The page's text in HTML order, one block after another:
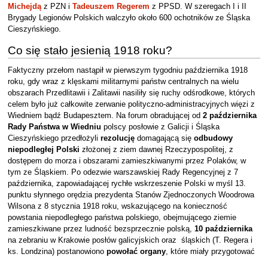
Michejdąz PZN i Tadeuszem Regerem z PPSD. W szeregach I i II
Brygady Legionów Polskich walczyło około 600 ochotników ze Śląska
Cieszyńskiego.
Co się stało jesienią 1918 roku?
Faktyczny przełom nastąpił w pierwszym tygodniu października 1918
roku, gdy wraz z klęskami militarnymi państw centralnych na wielu
obszarach Przedlitawii i Zalitawii nasiliły się ruchy odśrodkowe, których
celem było już całkowite zerwanie polityczno-administracyjnych więzi z
Wiedniem bądź Budapesztem. Na forum obradującej od 2 października
Rady Państwa w Wiedniu polscy posłowie z Galicji i Śląska
Cieszyńskiego przedłożyli rezolucjędomagającą się odbudowy
niepodległej Polski złożonej z ziem dawnej Rzeczypospolitej, z
dostępem do morza i obszarami zamieszkiwanymi przez Polaków, w
tym ze Śląskiem. Po odezwie warszawskiej Rady Regencyjnej z 7
października, zapowiadającej rychłe wskrzeszenie Polski w myśl 13.
punktu słynnego orędzia prezydenta Stanów Zjednoczonych Woodrowa
Wilsona z 8 stycznia 1918 roku, wskazującego na konieczność
powstania niepodległego państwa polskiego, obejmującego ziemie
zamieszkiwane przez ludność bezsprzecznie polską, 10 października
na zebraniu w Krakowie posłów galicyjskich oraz śląskich (T. Regera i
ks. Londzina) postanowiono powołać organy, które miały przygotować